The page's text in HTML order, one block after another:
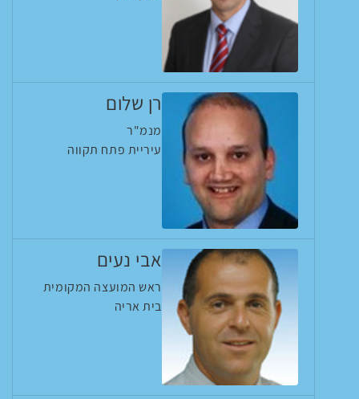
רן שלום
מנמ"ר
עיריית פתח תקווה
אבי נעים
ראש המועצה המקומית
בית אריה